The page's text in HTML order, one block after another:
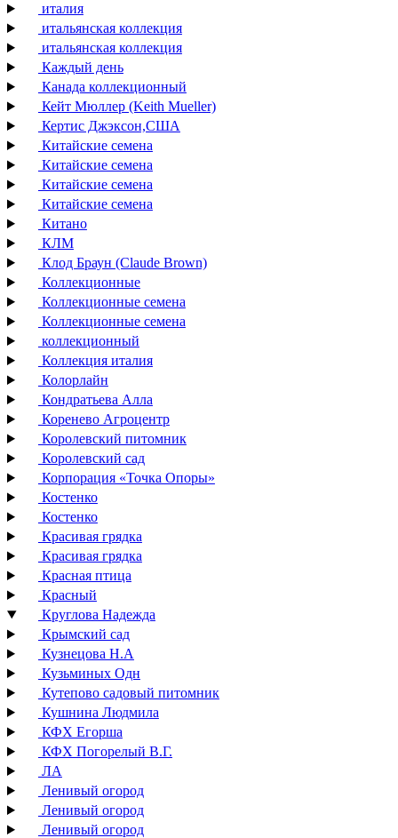
италия
итальянская коллекция
итальянская коллекция
Каждый день
Канада коллекционный
Кейт Мюллер (Keith Mueller)
Кертис Джэксон,США
Китайские семена
Китайские семена
Китайские семена
Китайские семена
Китано
КЛМ
Клод Браун (Claude Brown)
Коллекционные
Коллекционные семена
Коллекционные семена
коллекционный
Коллекция италия
Колорлайн
Кондратьева Алла
Коренево Агроцентр
Королевский питомник
Королевский сад
Корпорация «Точка Опоры»
Костенко
Костенко
Красивая грядка
Красивая грядка
Красная птица
Красный
Круглова Надежда
Крымский сад
Кузнецова Н.А
Кузьминых Одн
Кутепово садовый питомник
Кушнина Людмила
КФХ Егорша
КФХ Погорелый В.Г.
ЛА
Ленивый огород
Ленивый огород
Ленивый огород